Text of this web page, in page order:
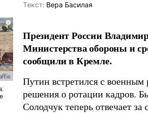
Tекст: Вера Басилая
Президент России
Министерства обороны и
сообщили в Кремле.
Путин встретился с военным
решения о ротации кадров.
Солодчук теперь отвечает